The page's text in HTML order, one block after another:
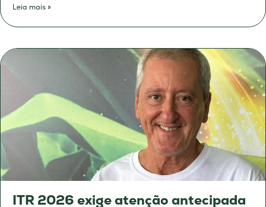
Leia mais »
ITR 2026 exige atenção antecipada